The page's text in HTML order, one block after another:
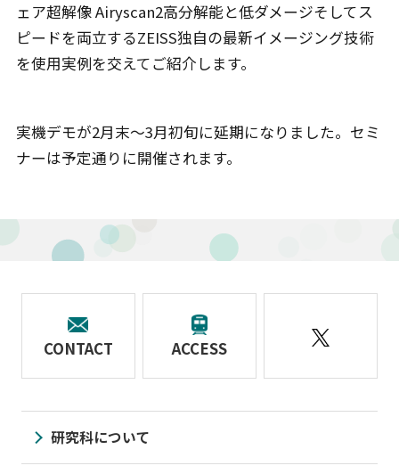
ェア超解像 Airyscan2高分解能と低ダメージそしてス
ピードを両立するZEISS独自の最新イメージング技術
を使用実例を交えてご紹介します。
実機デモが2月末〜3月初旬に延期になりました。セミ
ナーは予定通りに開催されます。
CONTACT ACCESS
研究科について